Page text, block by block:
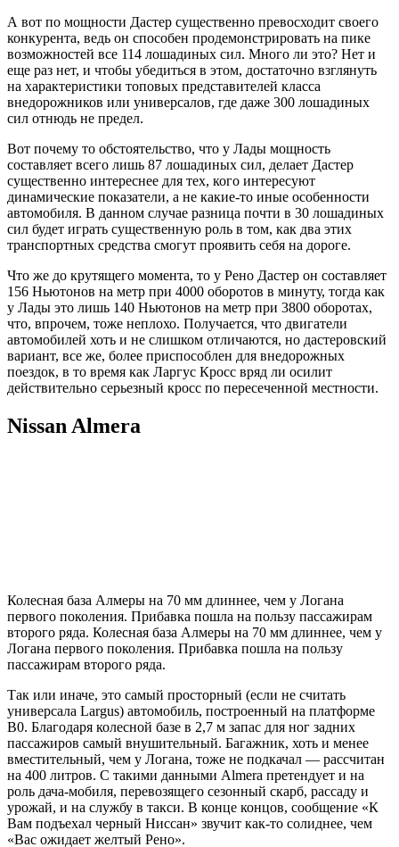
А вот по мощности Дастер существенно превосходит своего
конкурента, ведь он способен продемонстрировать на пике
возможностей все 114 лошадиных сил. Много ли это? Нет и
еще раз нет, и чтобы убедиться в этом, достаточно взглянуть
на характеристики топовых представителей класса
внедорожников или универсалов, где даже 300 лошадиных
сил отнюдь не предел.
Вот почему то обстоятельство, что у Лады мощность
составляет всего лишь 87 лошадиных сил, делает Дастер
существенно интереснее для тех, кого интересуют
динамические показатели, а не какие-то иные особенности
автомобиля. В данном случае разница почти в 30 лошадиных
сил будет играть существенную роль в том, как два этих
транспортных средства смогут проявить себя на дороге.
Что же до крутящего момента, то у Рено Дастер он составляет
156 Ньютонов на метр при 4000 оборотов в минуту, тогда как
у Лады это лишь 140 Ньютонов на метр при 3800 оборотах,
что, впрочем, тоже неплохо. Получается, что двигатели
автомобилей хоть и не слишком отличаются, но дастеровский
вариант, все же, более приспособлен для внедорожных
поездок, в то время как Ларгус Кросс вряд ли осилит
действительно серьезный кросс по пересеченной местности.
Nissan Almera
Колесная база Алмеры на 70 мм длиннее, чем у Логана
первого поколения. Прибавка пошла на пользу пассажирам
второго ряда. Колесная база Алмеры на 70 мм длиннее, чем у
Логана первого поколения. Прибавка пошла на пользу
пассажирам второго ряда.
Так или иначе, это самый просторный (если не считать
универсала Largus) автомобиль, построенный на платформе
B0. Благодаря колесной базе в 2,7 м запас для ног задних
пассажиров самый внушительный. Багажник, хоть и менее
вместительный, чем у Логана, тоже не подкачал — рассчитан
на 400 литров. С такими данными Almera претендует и на
роль дача-мобиля, перевозящего сезонный скарб, рассаду и
урожай, и на службу в такси. В конце концов, сообщение «К
Вам подъехал черный Ниссан» звучит как-то солиднее, чем
«Вас ожидает желтый Рено».